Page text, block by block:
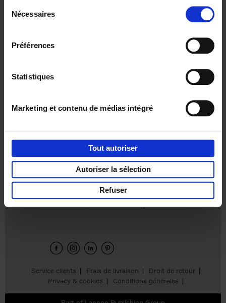
Nécessaires
Préférences
Statistiques
Marketing et contenu de médias intégré
Tout autoriser
Autoriser la sélection
Refuser
Content Marketing like a
Ajouter au panier
Service clients Frais de livraison
Droit de retour
Privacy & cookies
Conditions générales
Envie de bonnes idées de lecture, de